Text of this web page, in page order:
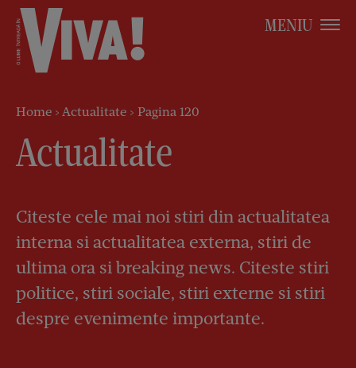
MENIU
Home > Actualitate > Pagina 120
Actualitate
Citeste cele mai noi stiri din actualitatea
interna si actualitatea externa, stiri de
ultima ora si breaking news. Citeste stiri
politice, stiri sociale, stiri externe si stiri
despre evenimente importante.